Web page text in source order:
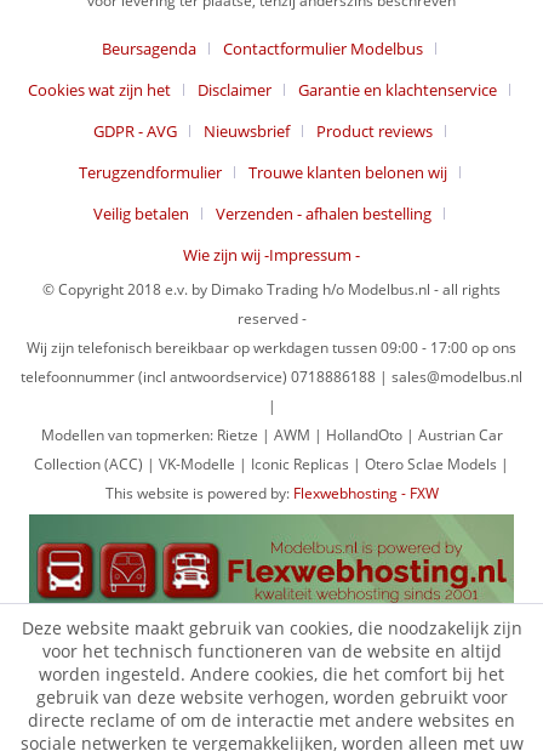
Beursagenda
Contactformulier Modelbus
Cookies wat zijn het
Disclaimer
Garantie en klachtenservice
GDPR - AVG
Nieuwsbrief
Product reviews
Terugzendformulier
Trouwe klanten belonen wij
Veilig betalen
Verzenden - afhalen bestelling
Wie zijn wij -Impressum -
© Copyright 2018 e.v. by Dimako Trading h/o Modelbus.nl - all rights
reserved -
Wij zijn telefonisch bereikbaar op werkdagen tussen 09:00 - 17:00 op ons
telefoonnummer (incl antwoordservice) 0718886188 | sales@modelbus.nl
|
Modellen van topmerken: Rietze | AWM | HollandOto | Austrian Car
Collection (ACC) | VK-Modelle | Iconic Replicas | Otero Sclae Models |
This website is powered by: Flexwebhosting - FXW
Deze website maakt gebruik van cookies, die noodzakelijk zijn
voor het technisch functioneren van de website en altijd
worden ingesteld. Andere cookies, die het comfort bij het
gebruik van deze website verhogen, worden gebruikt voor
directe reclame of om de interactie met andere websites en
sociale netwerken te vergemakkelijken, worden alleen met uw